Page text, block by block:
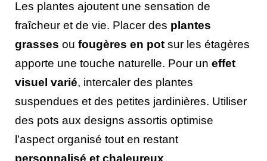
Les plantes ajoutent une sensation de
fraîcheur et de vie. Placer des plantes
grasses ou fougères en pot sur les étagères
apporte une touche naturelle. Pour un effet
visuel varié, intercaler des plantes
suspendues et des petites jardinières. Utiliser
des pots aux designs assortis optimise
l’aspect organisé tout en restant
personnalisé et chaleureux.